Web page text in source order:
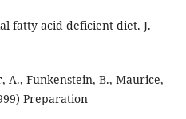
fatty acid deficient diet. J.
A., Funkenstein, B., Maurice,
Preparation